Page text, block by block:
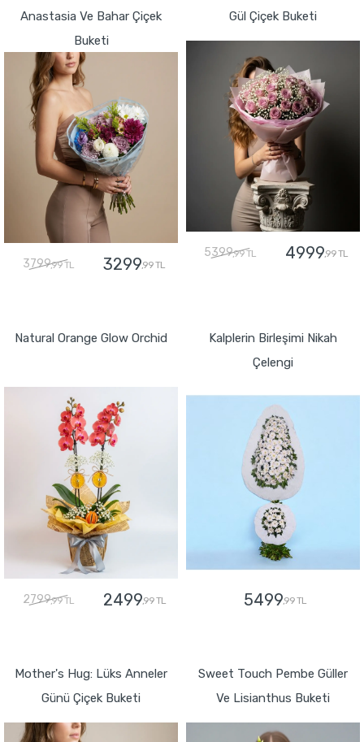
Anastasia Ve Bahar Çiçek
Buketi
3799,99 TL 3299,99 TL
Gül Çiçek Buketi
5399,99 TL 4999,99 TL
Natural Orange Glow Orchid
2799,99 TL 2499,99 TL
Kalplerin Birleşimi Nikah
Çelengi
5499,99 TL
Mother's Hug: Lüks Anneler
Günü Çiçek Buketi
Sweet Touch Pembe Güller
Ve Lisianthus Buketi